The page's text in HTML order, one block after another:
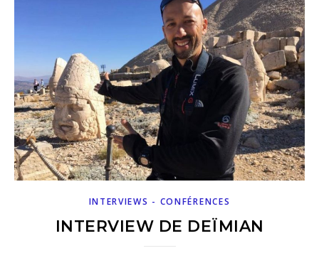
INTERVIEWS - CONFÉRENCES
INTERVIEW DE DEÏMIAN